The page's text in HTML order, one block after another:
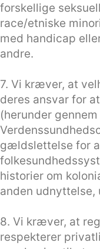
forskellige
race/etniske
med handicap
andre.
7. Vi kræver, at
deres ansvar for
(herunder gennem
gældslettelse for
historier om
anden udnyttelse,
8. Vi kræver, at
respekterer